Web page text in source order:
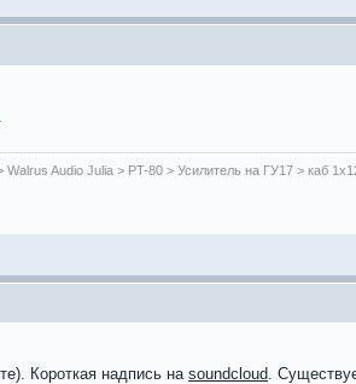
Audio Julia > PT-80 > Усилитель на ГУ17 > каб
Короткая надпись на soundcloud .